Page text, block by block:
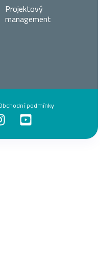
Projektový
management
podmínky